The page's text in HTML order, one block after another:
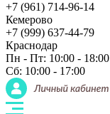
+7 (961) 714-96-14
Кемерово
+7 (999) 637-44-79
Краснодар
Пн - Пт: 10:00 - 18:00
Сб: 10:00 - 17:00